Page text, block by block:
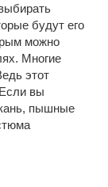
будут его
можно
Многие
этот
вы
пышные